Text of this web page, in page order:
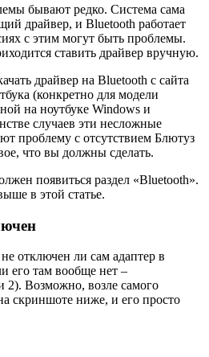
бывают редко. Система сама
драйвер, и Bluetooth работает
с этим могут быть проблемы.
ставить драйвер вручную.
драйвер на Bluetooth с сайта
(конкретно для модели
на ноутбуке Windows и
случаев эти несложные
проблему с отсутствием Блютуз
что вы должны сделать.
появиться раздел «Bluetooth».
в этой статье.
отключен ли сам адаптер в
его там вообще нет –
2). Возможно, возле самого
скриншоте ниже, и его просто